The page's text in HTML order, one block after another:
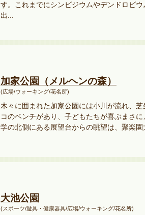
す。これまでにシンビジウムやデンドロビウ
出...
加家公園（メルヘンの森）
(広場/ウォーキング/花名所)
木々に囲まれた加家公園には小川が流れ、芝
コのベンチがあり、子どもたちが喜ぶまさ
学の北側にある展望台からの眺望は、聚楽園
大池公園
(スポーツ/遊具・健康器具/広場/ウォーキング/花名所)